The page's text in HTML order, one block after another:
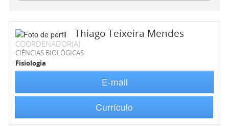
Thiago Teixeira Mendes
COORDENADOR(A)
CIÊNCIAS BIOLÓGICAS
Fisiologia
E-mail
Currículo